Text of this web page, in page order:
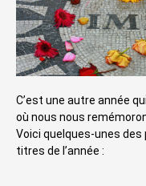
C’est une autre année
où nous nous
Voici quelques-unes
titres de l’année :